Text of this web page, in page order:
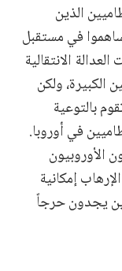
الذين
في مستقبل
الانتقالية
الكبيرة، ولكن
بالتوعية
في أوروبا.
الأوروبيون
إمكانية
يجدون حرجاً